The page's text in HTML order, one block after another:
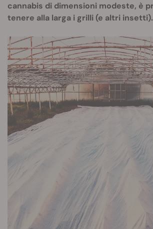
cannabis di dimensioni modeste, è
tenere alla larga i grilli (e altri insetti).